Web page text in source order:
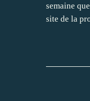
semaine
site de la